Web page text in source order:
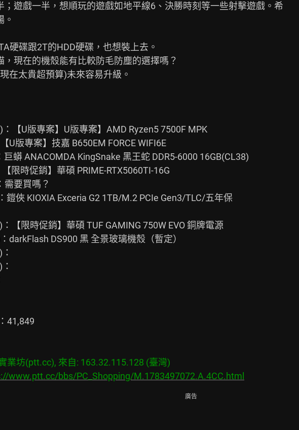
；遊戲一半，想順玩的遊戲如地平線6、決勝時刻等一些射擊遊戲。希
。
硬碟跟2T的HDD硬碟，也想裝上去。
，現在的機殼能有比較防毛防塵的選擇嗎？
在太貴超預算)未來容易升級。
：【U版專案】U版專案】AMD Ryzen5 7500F MPK
U版專案】技嘉 B650EM FORCE WIFI6E
巨蟒 ANACOMDA KingSnake 黑王蛇 DDR5-6000 16GB(CL38)
限時促銷】華碩 PRIME-RTX5060TI-16G
需要買嗎？
鎧俠 KIOXIA Exceria G2 1TB/M.2 PCIe Gen3/TLC/五年保
【限時促銷】華碩 TUF GAMING 750W EVO 銅牌電源
darkFlash DS900 黑 全景玻璃機殼（暫定）
41,849
業坊(ptt.cc), 來自: 163.32.115.128 (臺灣)
www.ptt.cc/bbs/PC_Shopping/M.1783497072.A.4CC.html
廣告